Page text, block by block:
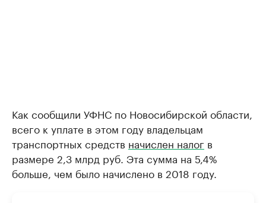
Как сообщили УФНС по Новосибирской области,
всего к уплате в этом году владельцам
транспортных средств начислен налог в
размере 2,3 млрд руб. Эта сумма на 5,4%
больше, чем было начислено в 2018 году.